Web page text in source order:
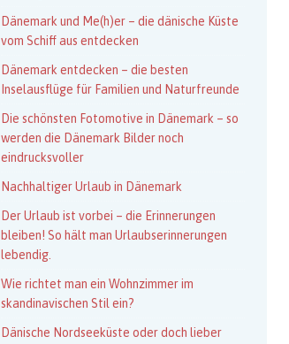
Dänemark und Me(h)er – die dänische Küste
vom Schiff aus entdecken
Dänemark entdecken – die besten
Inselausflüge für Familien und Naturfreunde
Die schönsten Fotomotive in Dänemark – so
werden die Dänemark Bilder noch
eindrucksvoller
Nachhaltiger Urlaub in Dänemark
Der Urlaub ist vorbei – die Erinnerungen
bleiben! So hält man Urlaubserinnerungen
lebendig.
Wie richtet man ein Wohnzimmer im
skandinavischen Stil ein?
Dänische Nordseeküste oder doch lieber